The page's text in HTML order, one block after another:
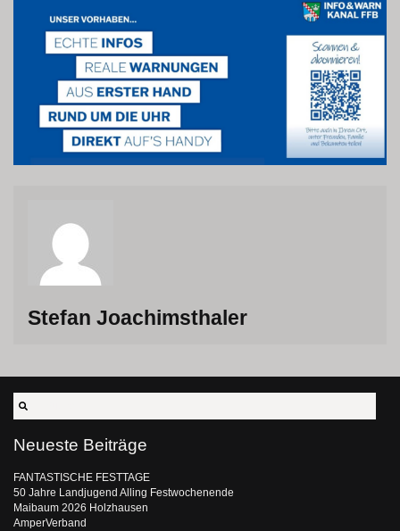
Stefan Joachimsthaler
Neueste Beiträge
FANTASTISCHE FESTTAGE
50 Jahre Landjugend Alling Festwochenende
Maibaum 2026 Holzhausen
AmperVerband